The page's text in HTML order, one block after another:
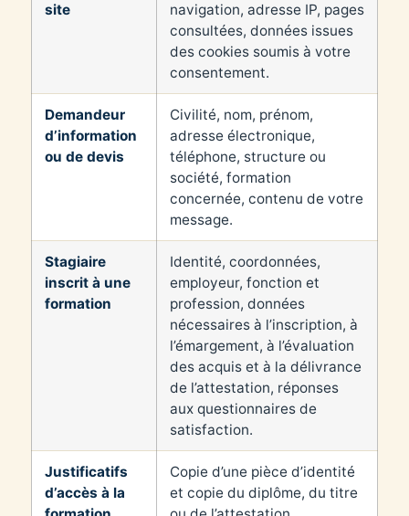
site
navigation, adresse IP, pages
consultées, données issues
des cookies soumis à votre
consentement.
Demandeur
d’information
ou de devis
Civilité, nom, prénom,
adresse électronique,
téléphone, structure ou
société, formation
concernée, contenu de votre
message.
Stagiaire
inscrit à une
formation
Identité, coordonnées,
employeur, fonction et
profession, données
nécessaires à l’inscription, à
l’émargement, à l’évaluation
des acquis et à la délivrance
de l’attestation, réponses
aux questionnaires de
satisfaction.
Justificatifs
d’accès à la
Copie d’une pièce d’identité
et copie du diplôme, du titre